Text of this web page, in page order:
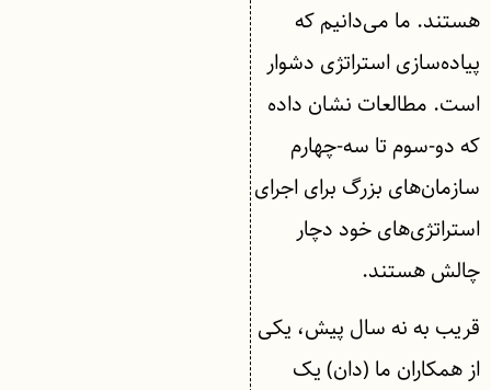
هستند. ما می‌دانیم که
پیاده‌سازی استراتژی دشوار
است. مطالعات نشان داده
که دو-سوم تا سه-چهارم
سازمان‌های بزرگ برای اجرای
استراتژی‌های خود دچار
چالش هستند.
قریب به نه سال پیش، یکی
از همکاران ما (دان) یک